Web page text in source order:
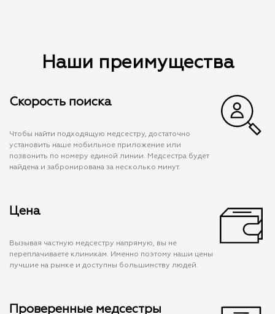
Наши преимущества
Скорость поиска
Чтобы найти подходящую медсестру, достаточно
установить наше мобильное приложение или
позвонить по номеру единой линии. Медсестра будет
найдена и забронирована за несколько минут.
Цена
Вызывая частную медсестру напрямую, вы не
переплачиваете клиникам. Именно поэтому наши цены
лучшие на рынке и доступны большинству людей.
Проверенные медсестры